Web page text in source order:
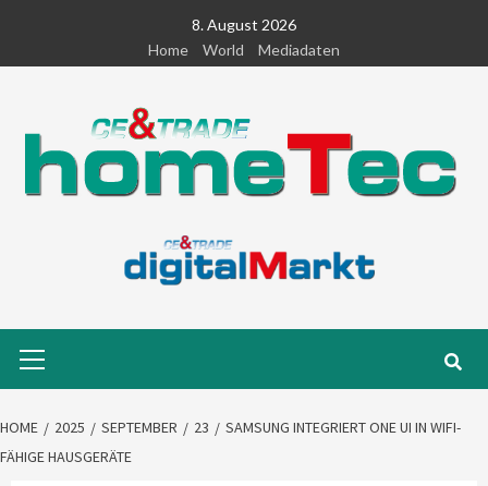
content
8. August 2026
Home
World Mediadaten
Menu
HOME 2025 SEPTEMBER 23
SAMSUNG INTEGRIERT ONE UI IN WIFI-
FÄHIGE HAUSGERÄTE